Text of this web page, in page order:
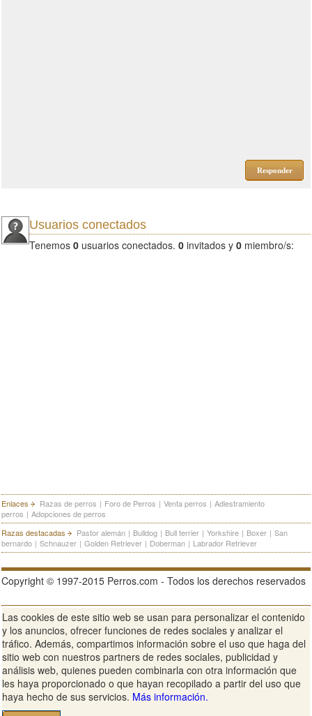
Responder
Usuarios conectados
Tenemos 0 usuarios conectados. 0 invitados y 0 miembro/s:
Enlaces Razas de perros | Foro de Perros | Venta perros | Adiestramiento
perros | Adopciones de perros
Razas destacadas
Pastor alemán | Bulldog | Bull terrier | Yorkshire | Boxer | San
bernardo | Schnauzer | Golden Retriever | Doberman | Labrador Retriever
Copyright © 1997-2015 Perros.com - Todos los derechos reservados
Publicidad en Perros.com | Contacte | Aviso Legal Política de
privacidad | Condiciones de uso
Ver sitio web completo
Las cookies de este sitio web se usan para personalizar el contenido
y los anuncios, ofrecer funciones de redes sociales y analizar el
tráfico. Además, compartimos información sobre el uso que haga del
sitio web con nuestros partners de redes sociales, publicidad y
análisis web, quienes pueden combinarla con otra información que
les haya proporcionado o que hayan recopilado a partir del uso que
haya hecho de sus servicios. Más información.